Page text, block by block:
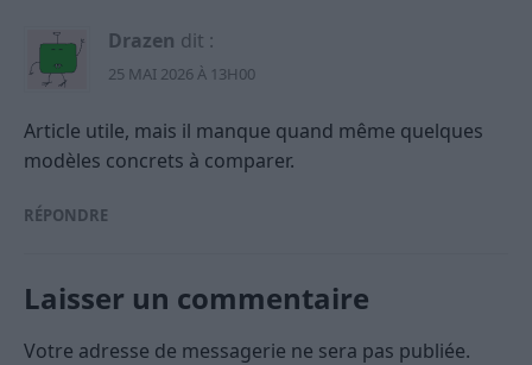
Drazen dit :
25 MAI 2026 À 13H00
Article utile, mais il manque quand même quelques
modèles concrets à comparer.
RÉPONDRE
Laisser un commentaire
Votre adresse de messagerie ne sera pas publiée.